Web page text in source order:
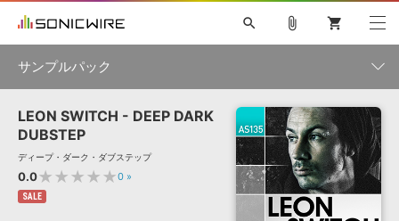
ソフト音源 »
プラグイン・エフェクト »
キャンペーン »
search
初音ミク NT 鏡音リン・レン V4X 巡音ルカ V4X
MEIKO V3
KAITO V3
TOONTRACK
SPITFIRE AUDIO
VIENNA
EZ DRUMMER 3
ライセンスフリーBGM
ボーカル抜き出し
DUBSTEP
MUTANT
ROUTER.FM
attach_file shopping_cart
サンプルパック
製品一覧
ジャンル
LEON SWITCH - DEEP DARK
DUBSTEP
ディープ・ダーク・ダブステップ
0.0★★★★★0 »
SALE